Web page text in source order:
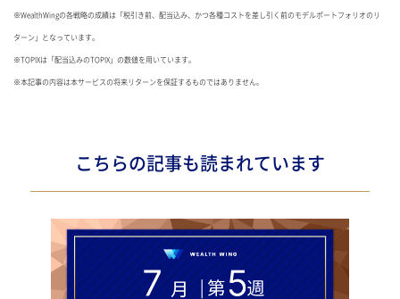
※WealthWingの各戦略の成績は「税引き前、配当込み、かつ各種コストを差し引く前のモデルポートフォリオのリ
ターン」となっています。
※TOPIXは「配当込みのTOPIX」の数値を用いています。
※本記事の内容は本サービスの将来リターンを保証するものではありません。
こちらの記事も読まれています